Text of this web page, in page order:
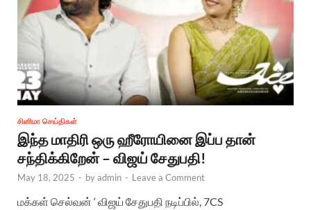
சினிமா செய்திகள்
இந்த மாதிரி ஒரு ஹீரோயினை இப்ப தான்
சந்திக்கிறேன் – விஜய் சேதுபதி!
May 18, 2025 - byadmin - Leave a Comment
மக்கள் செல்வன் ‘ விஜய் சேதுபதி நடிப்பில், 7CS